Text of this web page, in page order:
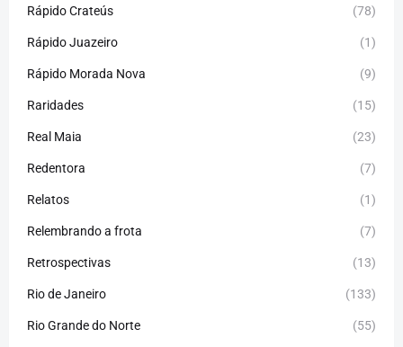
Rápido Crateús (78)
Rápido Juazeiro (1)
Rápido Morada Nova (9)
Raridades (15)
Real Maia (23)
Redentora (7)
Relatos (1)
Relembrando a frota (7)
Retrospectivas (13)
Rio de Janeiro (133)
Rio Grande do Norte (55)